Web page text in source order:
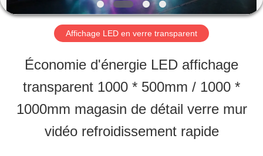
PROPOS
DE
NOUS
Affichage LED en verre transparent
Économie d'énergie LED affichage
transparent 1000 * 500mm / 1000 *
1000mm magasin de détail verre mur
vidéo refroidissement rapide